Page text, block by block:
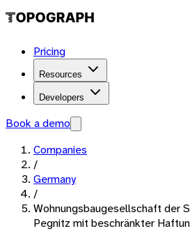
Pricing
Resources
Developers
Book a demo
Companies
/
Germany
/
Wohnungsbaugesellschaft der
Pegnitz mit beschränkter